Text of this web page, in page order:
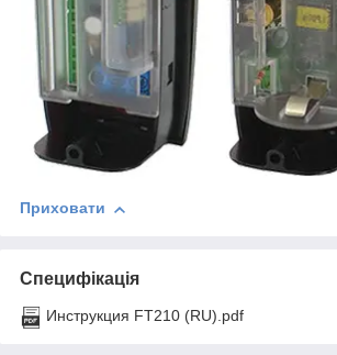
Приховати
Специфікація
Инструкция FT210 (RU).pdf